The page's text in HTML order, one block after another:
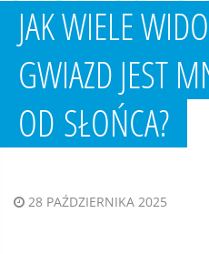
JAK WIELE
GWIAZD JEST
OD SŁOŃCA?
28 PAŹDZIERNIKA 2025